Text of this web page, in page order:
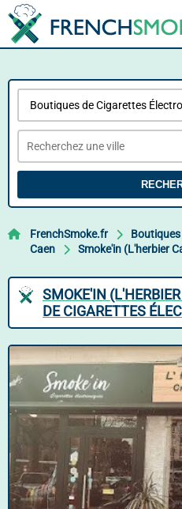
FrenchSmoke.fr
Caen
Smoke'in (L'herbier
SMOKE'IN
DE CIGARETTES